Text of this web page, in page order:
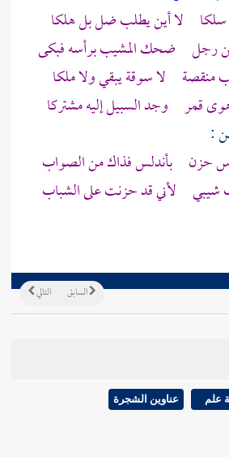
سلكا لا أين يطلب ضل بل هلكا
رجل ضحك المشيب برأسه فبكى
منقصة لا سوقة يبقي ولا ملكا
قمر وجد السبيل إليه مشتركا
:
حزن بأندلس فذاك من الصواب
شيبي لأني قد حزنت على الشباب
التالي السابق
علم عناوين الشجرة